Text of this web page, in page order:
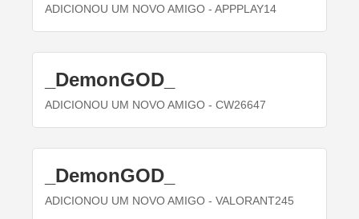
ADICIONOU UM NOVO AMIGO - APPPLAY14
_DemonGOD_
ADICIONOU UM NOVO AMIGO - CW26647
_DemonGOD_
ADICIONOU UM NOVO AMIGO - VALORANT245